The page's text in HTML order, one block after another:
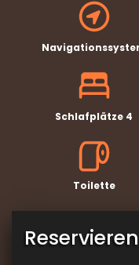
Schlafplätze 4
Toilette
Reservieren